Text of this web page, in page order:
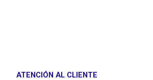
ATENCIÓN AL CLIENTE